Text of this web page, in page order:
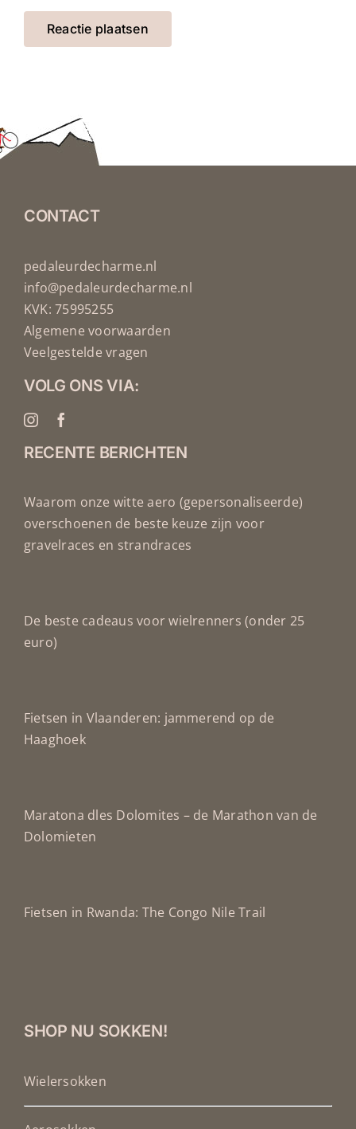
CONTACT
pedaleurdecharme.nl
info@pedaleurdecharme.nl
KVK: 75995255
Algemene voorwaarden
Veelgestelde vragen
VOLG ONS VIA:
RECENTE BERICHTEN
Waarom onze witte aero (gepersonaliseerde)
overschoenen de beste keuze zijn voor
gravelraces en strandraces
De beste cadeaus voor wielrenners (onder 25
euro)
Fietsen in Vlaanderen: jammerend op de
Haaghoek
Maratona dles Dolomites – de Marathon van de
Dolomieten
Fietsen in Rwanda: The Congo Nile Trail
SHOP NU SOKKEN!
Wielersokken